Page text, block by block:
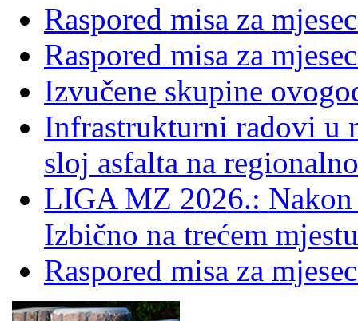
Raspored misa za
Raspored misa za
Izvučene skupine
Infrastrukturni radovi u
sloj asfalta na
LIGA MZ 2026.: Nakon
Izbično na trećem
Raspored misa za